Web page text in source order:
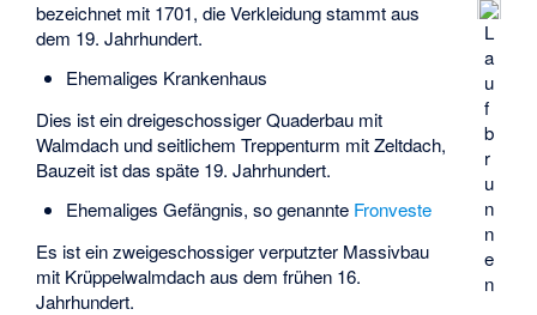
L
a
u
f
b
r
u
n
n
e
n
bezeichnet mit 1701, die Verkleidung stammt aus
dem 19. Jahrhundert.
Ehemaliges Krankenhaus
Dies ist ein dreigeschossiger Quaderbau mit
Walmdach und seitlichem Treppenturm mit Zeltdach,
Bauzeit ist das späte 19. Jahrhundert.
Ehemaliges Gefängnis, so genannte Fronveste
Es ist ein zweigeschossiger verputzter Massivbau
mit Krüppelwalmdach aus dem frühen 16.
Jahrhundert.